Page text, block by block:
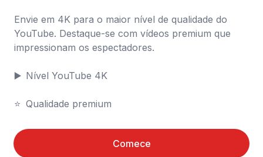
Envie em 4K para o maior nível de qualidade do
YouTube. Destaque-se com vídeos premium que
impressionam os espectadores.
▶️	Nível YouTube 4K
⭐	Qualidade premium
Comece